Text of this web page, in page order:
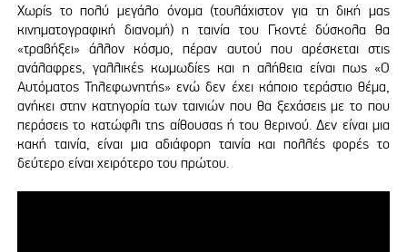
Χωρίς το πολύ μεγάλο όνομα (τουλάχιστον για τη δική μας
κινηματογραφική διανομή) η ταινία του Γκοντέ δύσκολα θα
«τραβήξει» άλλον κόσμο, πέραν αυτού που αρέσκεται στις
ανάλαφρες, γαλλικές κωμωδίες και η αλήθεια είναι πως «Ο
Αυτόματος Τηλεφωνητής» ενώ δεν έχει κάποιο τεράστιο θέμα,
ανήκει στην κατηγορία των ταινιών που θα ξεχάσεις με το που
περάσεις το κατώφλι της αίθουσας ή του θερινού. Δεν είναι μια
κακή ταινία, είναι μια αδιάφορη ταινία και πολλές φορές το
δεύτερο είναι χειρότερο του πρώτου.